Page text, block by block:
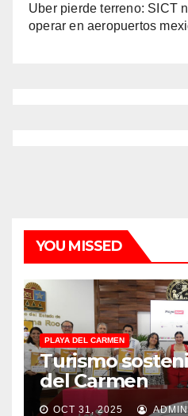
Uber pierde terreno: SICT
operar en aeropuertos
YOU MISSED
PLAYA DEL CARMEN
Turismo
del Carmen
OCT 31, 2025 ADMIN